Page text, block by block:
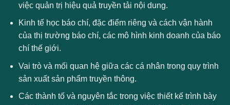
việc quản trị hiệu quả truyền tải nội dung.
Kinh tế học báo chí, đặc điểm riêng và cách vận hành
của thị trường báo chí, các mô hình kinh doanh của báo
chí thế giới.
Vai trò và mối quan hệ giữa các cá nhân trong quy trình
sản xuất sản phẩm truyền thông.
Các thành tố và nguyên tắc trong việc thiết kế trình bày